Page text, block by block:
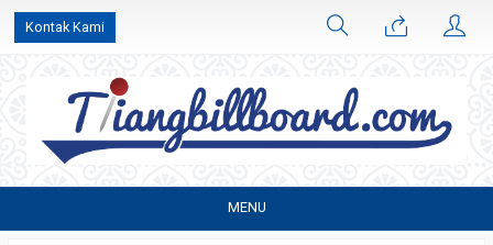
Kontak Kami
MENU